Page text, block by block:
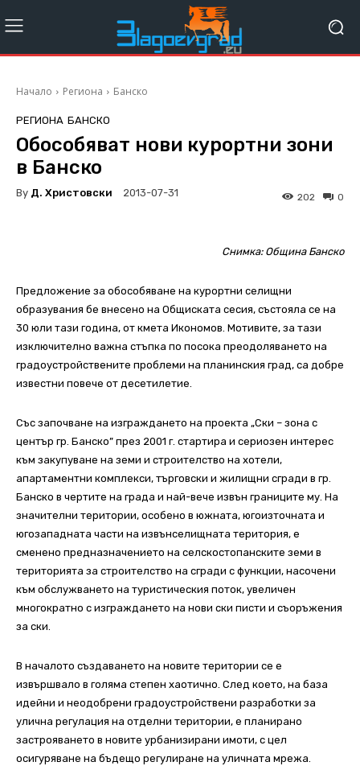
Начало Региона Банско
РЕГИОНА БАНСКО
Обособяват нови курортни зони
в Банско
By Д. Христовски 2013-07-31 0
202
Снимка: Община Банско
Предложениe за обособяване на курортни селищни
образувания бе внесено на Общиската сесия, състояла се на
30 юли тази година, от кмета Икономов. Мотивите, за тази
изключително важна стъпка по посока преодоляването на
градоустройствените проблеми на планинския град, са добре
известни повече от десетилетие.
Със започване на изграждането на проекта „Ски – зона с
център гр. Банско” през 2001 г. стартира и сериозен интерес
към закупуване на земи и строителство на хотели,
апартаментни комплекси, търговски и жилищни сгради в гр.
Банско в чертите на града и най-вече извън границите му. На
значителни територии, особено в южната, югоизточната и
югозападната части на извънселищната територия, е
сменено предназначението на селскостопанските земи в
територията за строителство на сгради с функции, насочени
към обслужването на туристическия поток, увеличен
многократно с изграждането на нови ски писти и съоръжения
за ски.
В началото създаването на новите територии се е
извършвало в голяма степен хаотично. След което, на база
идейни и неодобрени градоустройствени разработки за
улична регулация на отделни територии, е планирано
застрояването в новите урбанизирани имоти, с цел
осигуряване на бъдещо регулиране на уличната мрежа.